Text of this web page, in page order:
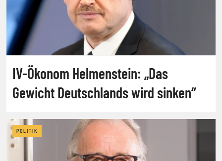
IV-Ökonom Helmenstein: „Das
Gewicht Deutschlands wird sinken“
POLITIK